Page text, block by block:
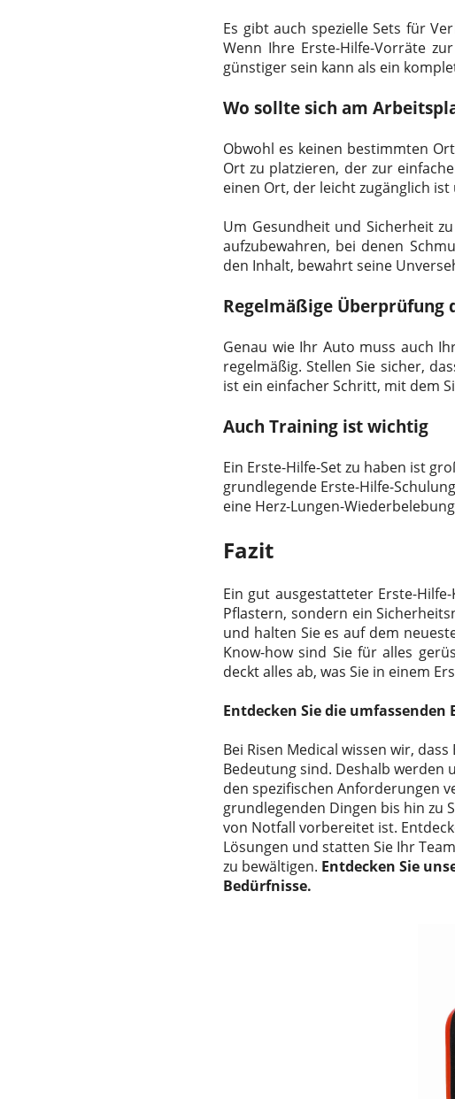
Es gibt auch spezielle Sets für
Wenn Ihre Erste-Hilfe-Vorräte
günstiger sein kann als ein
Wo sollte sich am
Obwohl es keinen bestimmten
Ort zu platzieren, der zur
einen Ort, der leicht zugänglich
Um Gesundheit und Sicherheit
aufzubewahren, bei denen
den Inhalt, bewahrt seine
Regelmäßige
Genau wie Ihr Auto muss auch
regelmäßig. Stellen Sie sicher,
ist ein einfacher Schritt, mit dem
Auch Training ist wichtig
Ein Erste-Hilfe-Set zu haben ist
grundlegende Erste-Hilfe-
eine Herz-Lungen-
Fazit
Ein gut ausgestatteter Erste-
Pflastern, sondern ein
und halten Sie es auf dem
Know-how sind Sie für alles
deckt alles ab, was Sie in einem
Entdecken Sie die
Bei Risen Medical wissen wir,
Bedeutung sind. Deshalb werden
den spezifischen Anforderungen
grundlegenden Dingen bis hin zu
von Notfall vorbereitet ist.
Lösungen und statten Sie Ihr
zu bewältigen. Entdecken Sie
Bedürfnisse.